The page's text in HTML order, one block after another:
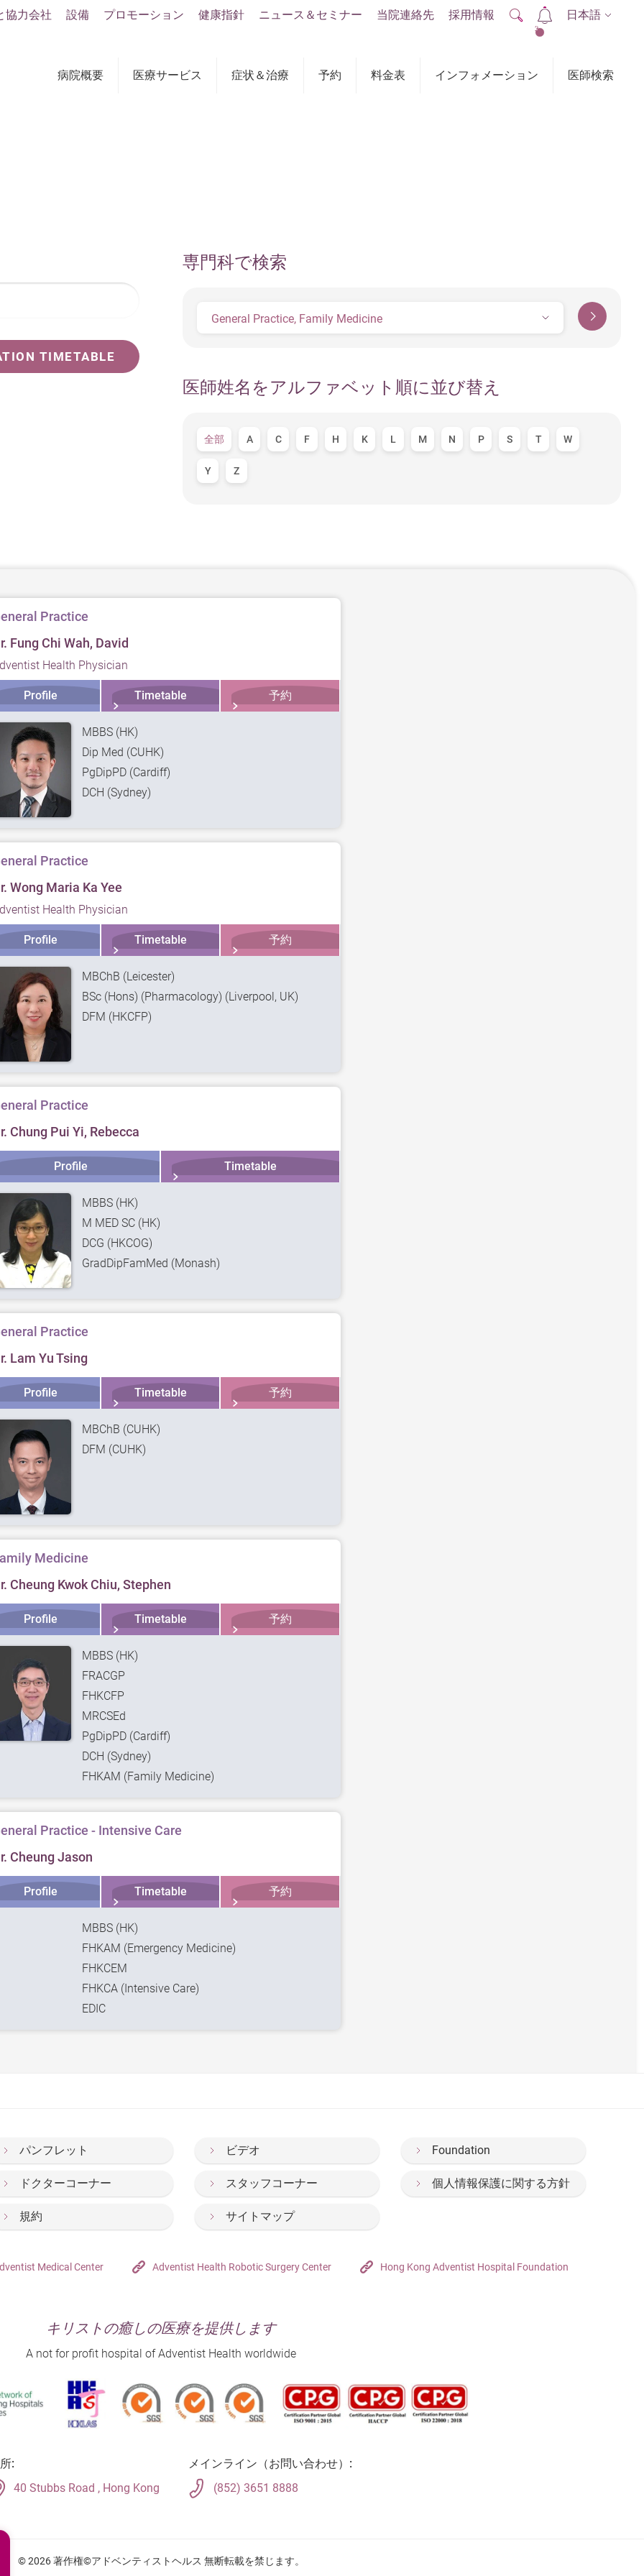
病院概要 医療サービス 症状＆治療 予約 料金表 インフォメーション 医師検索
協力会社 設備 プロモーション 健康指針 ニュース＆セミナー 当院連絡先 採用情報
2
日本語
TIMETABLE
専門科で検索
General Practice, Family Medicine
医師姓名をアルファベット順に並び替え
全部 A C F H K L M N P S T W
Y Z
Practice
Fung Chi Wah, David
Health Physician
Profile Timetable 予約
MBBS (HK)
Dip Med (CUHK)
PgDipPD (Cardiff)
DCH (Sydney)
Practice
Wong Maria Ka Yee
Health Physician
Profile Timetable 予約
MBChB (Leicester)
BSc (Hons) (Pharmacology) (Liverpool, UK)
DFM (HKCFP)
Practice
Chung Pui Yi, Rebecca
Profile Timetable
MBBS (HK)
M MED SC (HK)
DCG (HKCOG)
GradDipFamMed (Monash)
Practice
Lam Yu Tsing
Profile Timetable 予約
MBChB (CUHK)
DFM (CUHK)
Medicine
Cheung Kwok Chiu, Stephen
Profile Timetable 予約
MBBS (HK)
FRACGP
FHKCFP
MRCSEd
PgDipPD (Cardiff)
DCH (Sydney)
FHKAM (Family Medicine)
Practice - Intensive Care
Cheung Jason
Profile Timetable 予約
MBBS (HK)
FHKAM (Emergency Medicine)
FHKCEM
FHKCA (Intensive Care)
EDIC
パンフレット ビデオ Foundation
ドクターコーナー スタッフコーナー 個人情報保護に関する方針
規約 サイトマップ
Medical Center Adventist Health Robotic Surgery Center Hong Kong Adventist Hospital Foundation
キリストの癒しの医療を提供します
A not for profit hospital of Adventist Health worldwide
:
40 Stubbs Road , Hong Kong
メインライン（お問い合わせ）:
(852) 3651 8888
© 2026 著作権©アドベンティストヘルス 無断転載を禁じます。